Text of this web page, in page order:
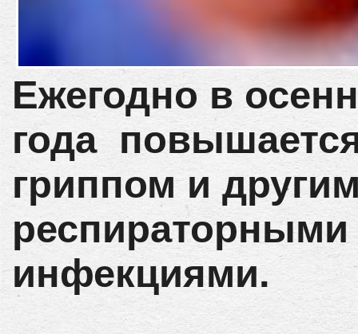
Ежегодно в
года
гриппом и
инфекциями.